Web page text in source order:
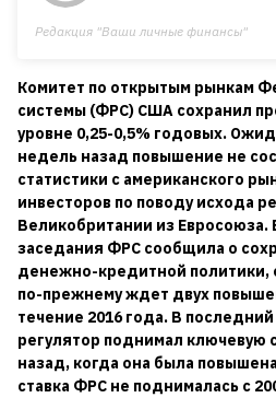
Редакция "Ваши личные финансы"
Комитет по открытым рынкам
системы (ФРС) США сохранил
уровне 0,25-0,5% годовых.
недель назад повышение не
статистики с американского
инвесторов по поводу исхода
Великобритании из Евросоюза.
заседания ФРС сообщила о
денежно-кредитной политики,
по-прежнему ждет двух
течение 2016 года. В
регулятор поднимал ключевую
назад, когда она была
ставка ФРС не поднималась с